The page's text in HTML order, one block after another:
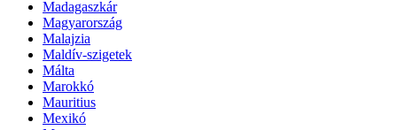
Madagaszkár
Magyarország
Malajzia
Maldív-szigetek
Málta
Marokkó
Mauritius
Mexikó